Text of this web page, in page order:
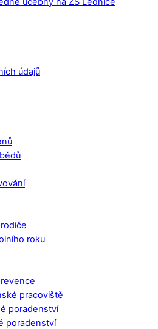
údajů
roku
pracoviště
poradenství
poradenství